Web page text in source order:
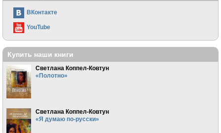
ВКонтакте
YouTube
Купить наши книги
Светлана Коппел-Ковтун
«Полотно»
Светлана Коппел-Ковтун
«Я думаю по-русски»